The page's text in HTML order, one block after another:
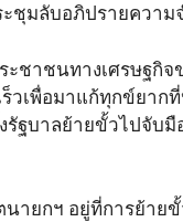
ชุมลับอภิปรายความ
ชาชนทางเศรษฐกิจ
วเพื่อมาแก้ทุกข์ยา
ฐบาลย้ายขั้วไปจับ
ายกฯ อยู่ที่การย้าย